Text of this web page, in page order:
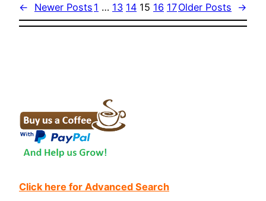
← Newer Posts 1 … 13 14 15 16 17Older Posts →
Click here for Advanced Search